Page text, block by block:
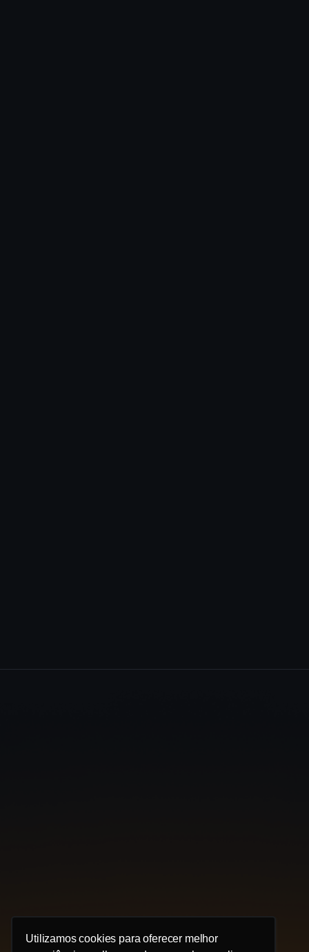
Utilizamos cookies para oferecer melhor